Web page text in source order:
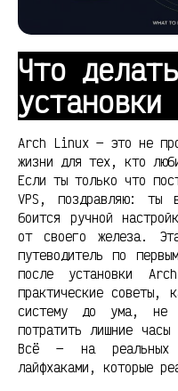
Что
Arch Linux — это не
жизни для тех, кто
Если ты только что
VPS, поздравляю:
боится ручной
от своего железа.
путеводитель по
после установки
практические советы,
систему до ума, не
потратить лишние
Всё — на реальных
лайфхаками, которые